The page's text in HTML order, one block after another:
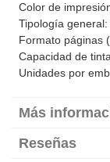
Color de
Tipología
Formato páginas
Capacidad de
Unidades por
Más
Reseñas